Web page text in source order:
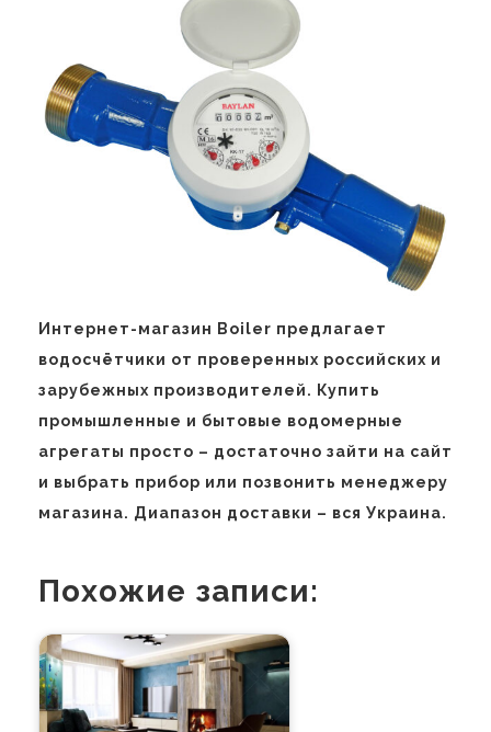
Интернет-магазин Boiler предлагает
водосчётчики от проверенных российских и
зарубежных производителей. Купить
промышленные и бытовые водомерные
агрегаты просто – достаточно зайти на сайт
и выбрать прибор или позвонить менеджеру
магазина. Диапазон доставки – вся Украина.
Похожие записи: